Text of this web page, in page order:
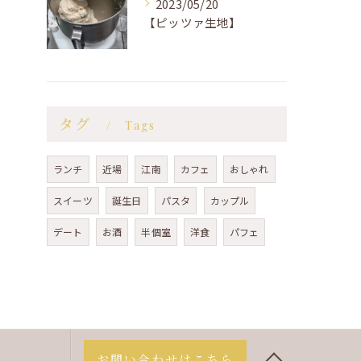
【ピッツァ生地】
タグ Tags
ランチ 近場 江南 カフェ おしゃれ
スイーツ 誕生日 パスタ カップル
デート お酒 半個室 洋食 パフェ